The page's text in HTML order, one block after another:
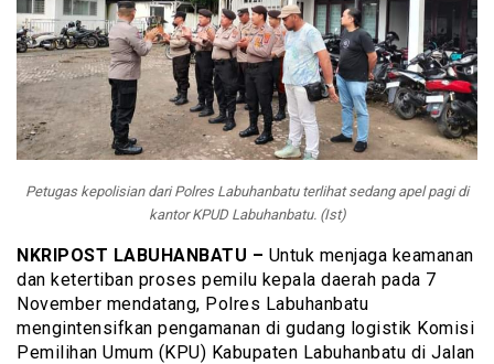
Petugas kepolisian dari Polres Labuhanbatu terlihat sedang apel pagi di
kantor KPUD Labuhanbatu. (Ist)
NKRIPOST LABUHANBATU – Untuk menjaga keamanan
dan ketertiban proses pemilu kepala daerah pada 7
November mendatang, Polres Labuhanbatu
mengintensifkan pengamanan di gudang logistik Komisi
Pemilihan Umum (KPU) Kabupaten Labuhanbatu di Jalan